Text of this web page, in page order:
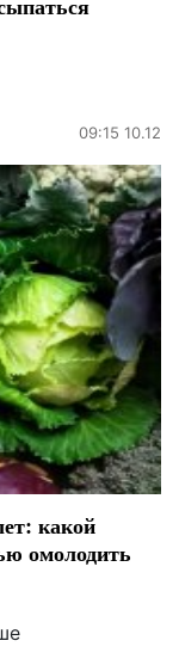
09:15 10.12
какой
омолодить